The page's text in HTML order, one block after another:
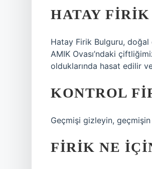
HATAY FIRIK
Hatay Firik Bulguru,
AMIK Ovası’ndaki
olduklarında hasat edilir
KONTROL
Geçmişi gizleyin,
FIRIK NE